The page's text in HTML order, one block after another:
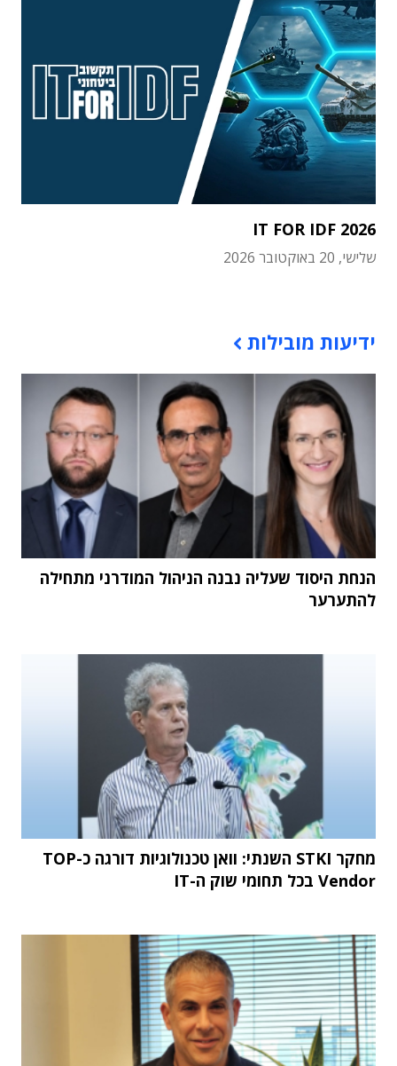
IT FOR IDF 2026
שלישי, 20 באוקטובר 2026
ידיעות מובילות
הנחת היסוד שעליה נבנה הניהול המודרני מתחילה
להתערער
מחקר STKI השנתי: וואן טכנולוגיות דורגה כ-TOP
Vendor בכל תחומי שוק ה-IT